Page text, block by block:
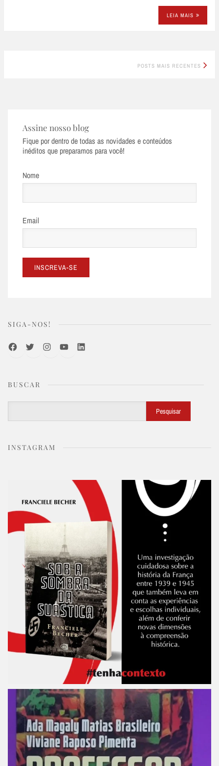
LEIA MAIS
POSTS MAIS RECENTES
Assine nosso blog
Fique por dentro de todas as novidades e conteúdos
inéditos que preparamos para você!
Nome
Email
SIGA-NOS!
FacebookTwitterInstagramYoutubeLinkedIn
BUSCAR
Pesquisar
INSTAGRAM